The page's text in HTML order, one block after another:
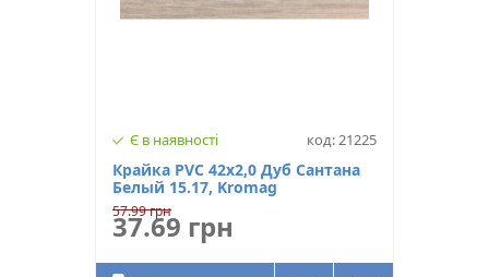
Є в наявності код: 21225
Крайка PVC 42х2,0 Дуб Сантана
Белый 15.17, Kromag
57.99 грн
37.69 грн